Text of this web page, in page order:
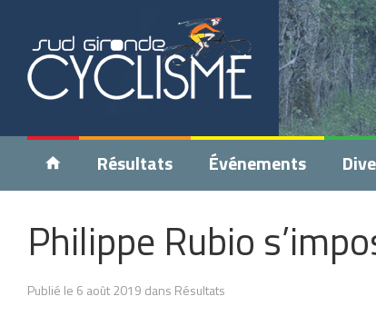
Résultats Événements
Philippe Rubio
Publié le 6 août 2019 dans Résultats